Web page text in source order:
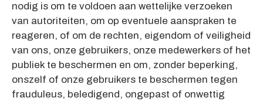
nodig is om te voldoen aan wettelijke verzoeken
van autoriteiten, om op eventuele aanspraken te
reageren, of om de rechten, eigendom of veiligheid
van ons, onze gebruikers, onze medewerkers of het
publiek te beschermen en om, zonder beperking,
onszelf of onze gebruikers te beschermen tegen
frauduleus, beledigend, ongepast of onwettig